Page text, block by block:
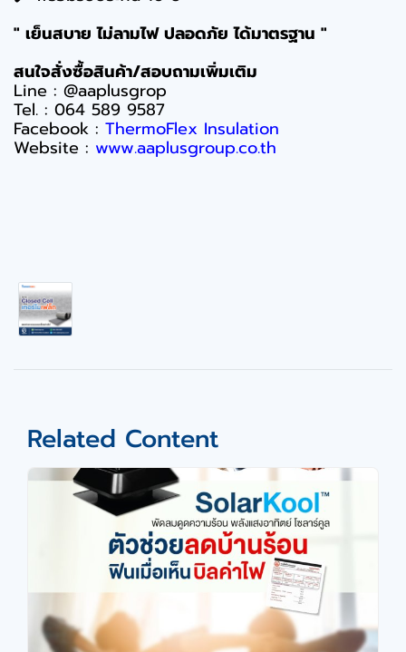
" เย็นสบาย ไม่ลามไฟ ปลอดภัย ได้มาตรฐาน "
สนใจสั่งซื้อสินค้า/สอบถามเพิ่มเติม
Line : @aaplusgrop
Tel. : 064 589 9587
Facebook : ThermoFlex Insulation
Website : www.aaplusgroup.co.th
Related Content